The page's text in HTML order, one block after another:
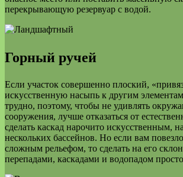
перекрывающую резервуар с водой.
Горный ручей
Если участок совершенно плоский,
искусственную насыпь к другим
трудно, поэтому, чтобы не удивлять
сооружения, лучше отказаться от
сделать каскад нарочито искусственным,
нескольких бассейнов. Но если вам
сложным рельефом, то сделать на его
перепадами, каскадами и водопадом